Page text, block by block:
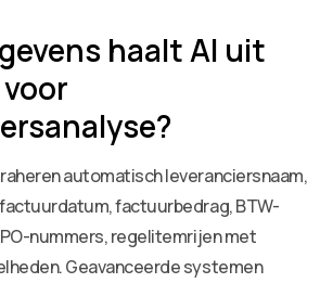
haalt AI uit
automatisch leveranciersnaam,
factuurbedrag, BTW-
nummers, regelitemrijen met
Geavanceerde systemen